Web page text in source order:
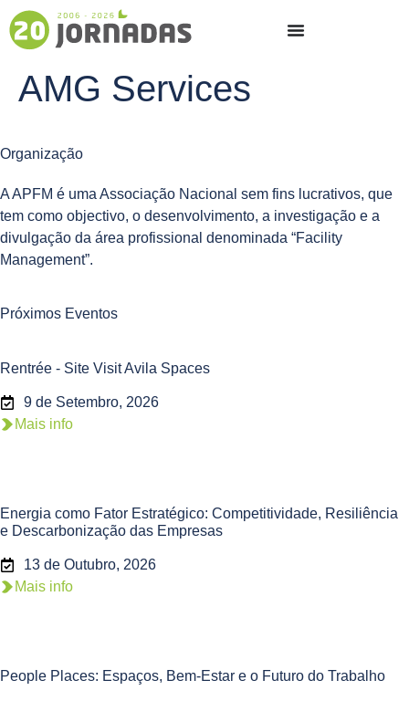
AMG Services
Organização
A APFM é uma Associação Nacional sem fins lucrativos, que
tem como objectivo, o desenvolvimento, a investigação e a
divulgação da área profissional denominada “Facility
Management”.
Próximos Eventos
Rentrée - Site Visit Avila Spaces
9 de Setembro, 2026
Mais info
Energia como Fator Estratégico: Competitividade, Resiliência
e Descarbonização das Empresas
13 de Outubro, 2026
Mais info
People Places: Espaços, Bem-Estar e o Futuro do Trabalho